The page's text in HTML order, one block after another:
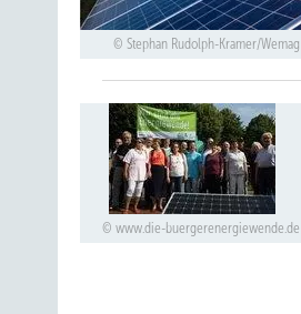
Stephan Rudolph-Kramer/Wemag
www.die-buergerenergiewende.de